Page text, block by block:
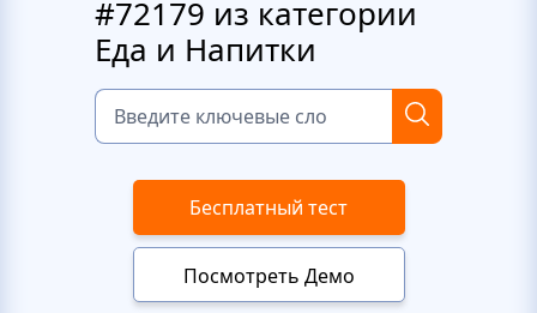
#72179 из категории
Еда и Напитки
Бесплатный тест
Посмотреть Демо